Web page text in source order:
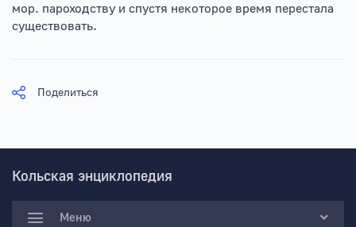
мор. пароходству и спустя некоторое время перестала
существовать.
Поделиться
Кольская энциклопедия
Меню